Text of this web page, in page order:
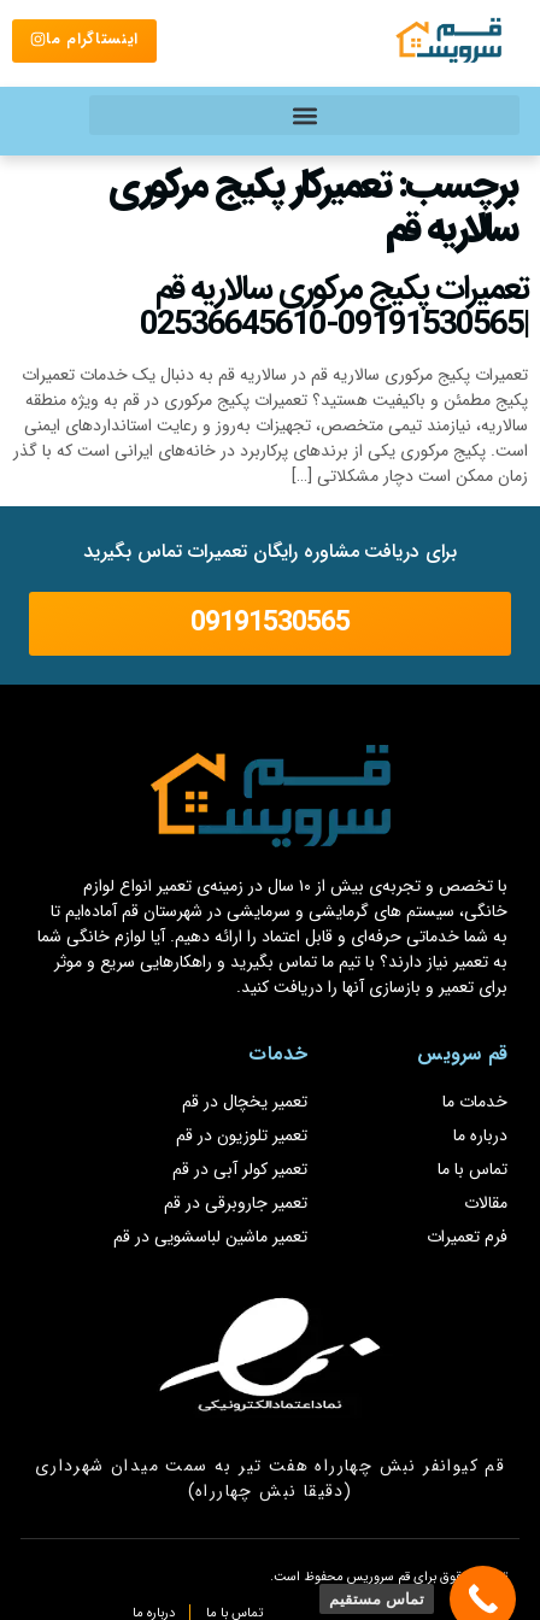
اینستاگرام ما
برچسب:تعمیرکار پکیج مرکوری
سالاریه قم
تعمیرات پکیج مرکوری سالاریه قم
|09191530565-02536645610
تعمیرات پکیج مرکوری سالاریه قم در سالاریه قم به دنبال یک خدمات تعمیرات
پکیج مطمئن و باکیفیت هستید؟ تعمیرات پکیج مرکوری در قم به ویژه منطقه
سالاریه، نیازمند تیمی متخصص، تجهیزات به‌روز و رعایت استانداردهای ایمنی
است. پکیج مرکوری یکی از برندهای پرکاربرد در خانه‌های ایرانی است که با گذر
زمان ممکن است دچار مشکلاتی […]
برای دریافت مشاوره رایگان تعمیرات تماس بگیرید
09191530565
با تخصص و تجربه‌ی بیش از ۱۰ سال در زمینه‌ی تعمیر انواع لوازم
خانگی، سیستم های گرمایشی و سرمایشی در شهرستان قم آماده‌ایم تا
به شما خدماتی حرفه‌ای و قابل اعتماد را ارائه دهیم. آیا لوازم خانگی شما
به تعمیر نیاز دارند؟ با تیم ما تماس بگیرید و راهکارهایی سریع و موثر
برای تعمیر و بازسازی آنها را دریافت کنید.
قم سرویس
خدمات ما
درباره ما
تماس با ما
مقالات
فرم تعمیرات
خدمات
تعمیر یخچال در قم
تعمیر تلوزیون در قم
تعمیر کولر آبی در قم
تعمیر جاروبرقی در قم
تعمیر ماشین لباسشویی در قم
قم کیوانفر نبش چهارراه هفت تیر به سمت میدان شهرداری
(دقیقا نبش چهارراه)
تمامی حقوق برای قم سروریس محفوظ است.
تماس با ما
درباره ما
تماس مستقیم